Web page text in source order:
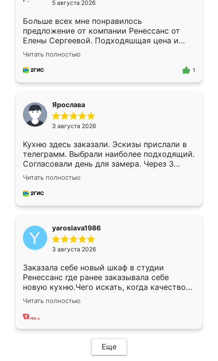
5 августа 2026
Больше всех мне понравилось
предложение от компании Ренессанс от
Елены Сергеевой. Подходяшщая цена и
короткие сроки изготовления. Приехавший
для замера сотрудник Владислав
предложил по моему эскизу самый
Читать полностью
1
Ярослава
3 августа 2026
Кухню здесь заказали. Эскизы прислали в
телеграмм. Выбрали наиболее подходящий.
Согласовали день для замера. Через 3
недели кухня была уже готова. Остались
довольны работой. Спасибо Ренессанс
мебель за качественную работу!
Читать полностью
yaroslava1986
3 августа 2026
Заказала себе новый шкаф в студии
Ренессанс где ранее заказывала себе
новую кухню.Чего искать, когда качеством
вполне довольна. Служит кухня уже почти
два года, нареканий нет.
Читать полностью
Еще